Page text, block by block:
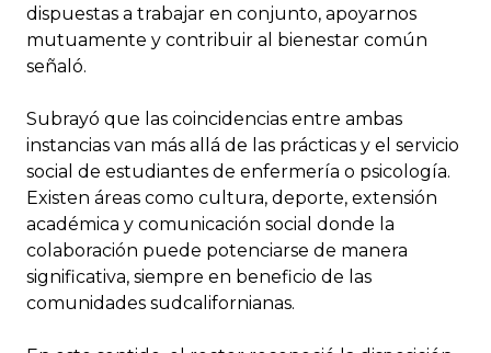
dispuestas a trabajar en conjunto, apoyarnos
mutuamente y contribuir al bienestar común
señaló.
Subrayó que las coincidencias entre ambas
instancias van más allá de las prácticas y el servicio
social de estudiantes de enfermería o psicología.
Existen áreas como cultura, deporte, extensión
académica y comunicación social donde la
colaboración puede potenciarse de manera
significativa, siempre en beneficio de las
comunidades sudcalifornianas.